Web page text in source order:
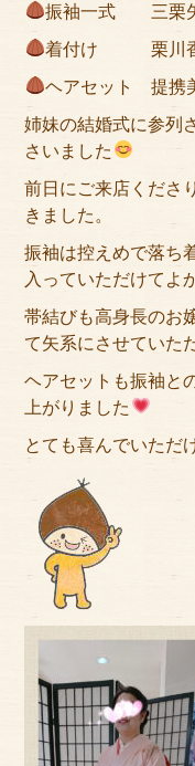
振袖一式 三栗
着付け 栗川香
ヘアセット 提携
姉妹の結婚式に参列
さいました
前日にご来店くださ
きました。
振袖は控えめで落ち
入っていただけてよ
帯結びも高身長のお
て矢系にさせていた
ヘアセットも振袖と
上がりました
とても喜んでいただ